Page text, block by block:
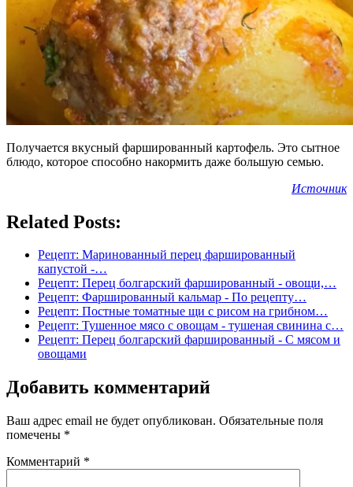
Получается вкусный фаршированный картофель. Это сытное
блюдо, которое способно накормить даже большую семью.
Источник
Related Posts:
Рецепт: Маринованный перец фаршированный
капустой -…
Рецепт: Перец болгарский фаршированный - овощи,…
Рецепт: Фаршированный кальмар - По рецепту…
Рецепт: Постные томатные щи с рисом на грибном…
Рецепт: Тушенное мясо с овощам - тушеная свинина с…
Рецепт: Перец болгарский фаршированный - С мясом и
овощами
Добавить комментарий
Ваш адрес email не будет опубликован. Обязательные поля
помечены *
Комментарий *